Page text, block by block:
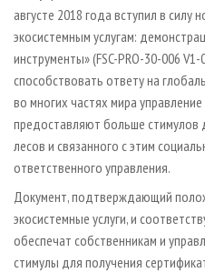
августе 2018 года вступил в силу
экосистемным услугам:
инструменты» (FSC-PRO-30-006
способствовать ответу на
во многих частях мира
предоставляют больше стимулов
лесов и связанного с этим
ответственного управления.
Документ, подтверждающий
экосистемные услуги, и
обеспечат собственникам и
стимулы для получения